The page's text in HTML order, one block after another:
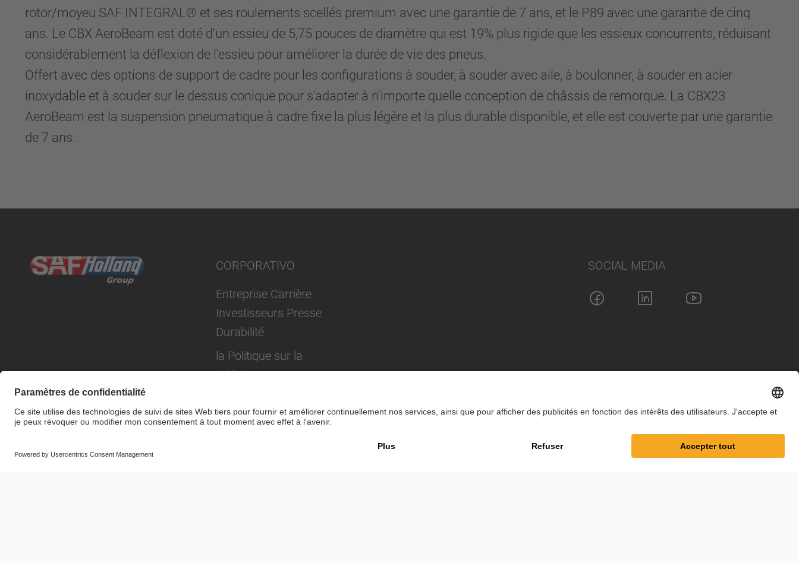
rotor/moyeu SAF INTEGRAL® et ses roulements scellés premium avec une garantie de 7 ans, et le P89 avec une garantie de cinq
ans. Le CBX AeroBeam est doté d'un essieu de 5,75 pouces de diamètre qui est 19% plus rigide que les essieux concurrents, réduisant
considérablement la déflexion de l'essieu pour améliorer la durée de vie des pneus.
Offert avec des options de support de cadre pour les configurations à souder, à souder avec aile, à boulonner, à souder en acier
inoxydable et à souder sur le dessus conique pour s'adapter à n'importe quelle conception de châssis de remorque. La CBX23
AeroBeam est la suspension pneumatique à cadre fixe la plus légère et la plus durable disponible, et elle est couverte par une garantie
de 7 ans.
CORPORATIVO
Entreprise Carrière
Investisseurs Presse
Durabilité
la Politique sur la
AODA
SOCIAL MEDIA